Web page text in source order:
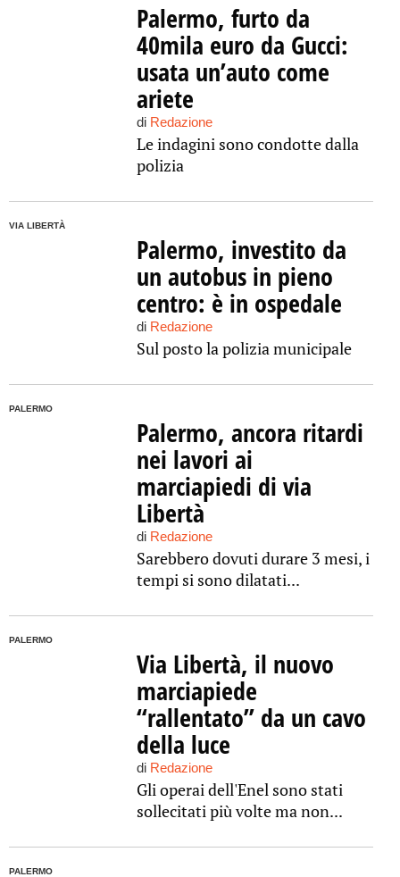
Palermo, furto da
40mila euro da Gucci:
usata un’auto come
ariete
di Redazione
Le indagini sono condotte dalla
polizia
VIA LIBERTÀ
Palermo, investito da
un autobus in pieno
centro: è in ospedale
di Redazione
Sul posto la polizia municipale
PALERMO
Palermo, ancora ritardi
nei lavori ai
marciapiedi di via
Libertà
di Redazione
Sarebbero dovuti durare 3 mesi, i
tempi si sono dilatati...
PALERMO
Via Libertà, il nuovo
marciapiede
“rallentato” da un cavo
della luce
di Redazione
Gli operai dell'Enel sono stati
sollecitati più volte ma non...
PALERMO